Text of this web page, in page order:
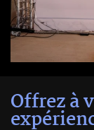
Offrez à